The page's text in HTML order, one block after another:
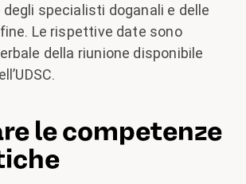
specialisti doganali e delle
Le rispettive date sono
della riunione disponibile
le competenze